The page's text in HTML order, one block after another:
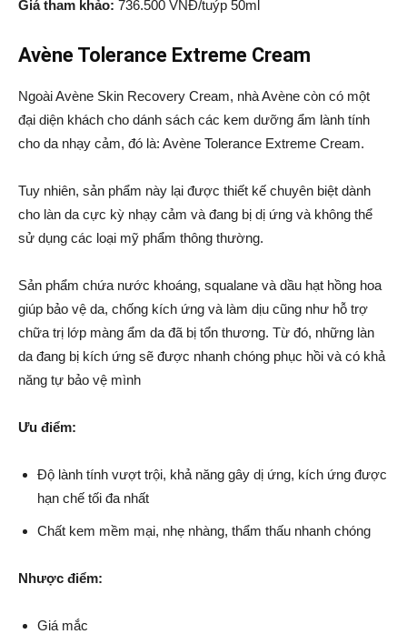
Giá tham khảo: 736.500 VNĐ/tuýp 50ml
Avène Tolerance Extreme Cream
Ngoài Avène Skin Recovery Cream, nhà Avène còn có một
đại diện khách cho dánh sách các kem dưỡng ẩm lành tính
cho da nhạy cảm, đó là: Avène Tolerance Extreme Cream.
Tuy nhiên, sản phẩm này lại được thiết kế chuyên biệt dành
cho làn da cực kỳ nhạy cảm và đang bị dị ứng và không thể
sử dụng các loại mỹ phẩm thông thường.
Sản phẩm chứa nước khoáng, squalane và dầu hạt hồng hoa
giúp bảo vệ da, chống kích ứng và làm dịu cũng như hỗ trợ
chữa trị lớp màng ẩm da đã bị tổn thương. Từ đó, những làn
da đang bị kích ứng sẽ được nhanh chóng phục hồi và có khả
năng tự bảo vệ mình
Ưu điểm:
Độ lành tính vượt trội, khả năng gây dị ứng, kích ứng được
hạn chế tối đa nhất
Chất kem mềm mại, nhẹ nhàng, thẩm thấu nhanh chóng
Nhược điểm:
Giá mắc